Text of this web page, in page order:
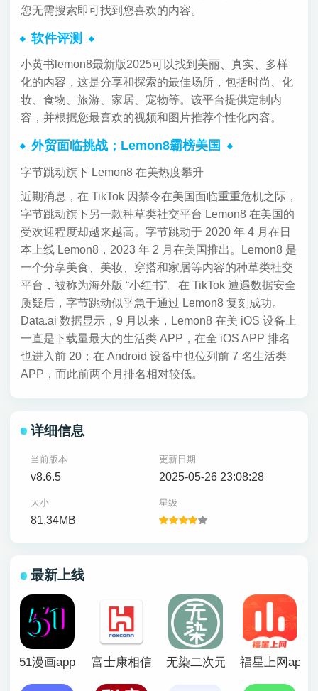
您无需搜索即可找到您喜欢的内容。
软件评测
小黄书lemon8最新版2025可以找到美丽、真实、多样
化的内容，这是分享和探索的最佳场所，包括时尚、化
妆、食物、旅游、家居、宠物等。该平台提供定制内
容，并根据您最喜欢的视频和图片推荐个性化内容。
外贸面临挑战；Lemon8霸榜美国
字节跳动旗下 Lemon8 在美热度攀升
近期消息，在 TikTok 因禁令在美国面临重重危机之际，
字节跳动旗下另一款种草类社交平台 Lemon8 在美国的
受欢迎程度却越来越高。字节跳动于 2020 年 4 月在日
本上线 Lemon8，2023 年 2 月在美国推出。Lemon8 是
一个分享美食、美妆、穿搭和家居等内容的种草类社交
平台，被称为海外版 “小红书”。在 TikTok 遭遇数据安全
质疑后，字节跳动似乎急于通过 Lemon8 复刻成功。
Data.ai 数据显示，9 月以来，Lemon8 在美 iOS 设备上
一直是下载量最大的生活类 APP，在全 iOS APP 排名
也进入前 20；在 Android 设备中也位列前 7 名生活类
APP，而此前两个月排名相对较低。
详细信息
当前版本
v8.6.5
更新日期
2025-05-26 23:08:28
大小
81.34MB
星级
最新上线
51漫画app 富士康相信app官方版无染二次元漫画app福星上网app